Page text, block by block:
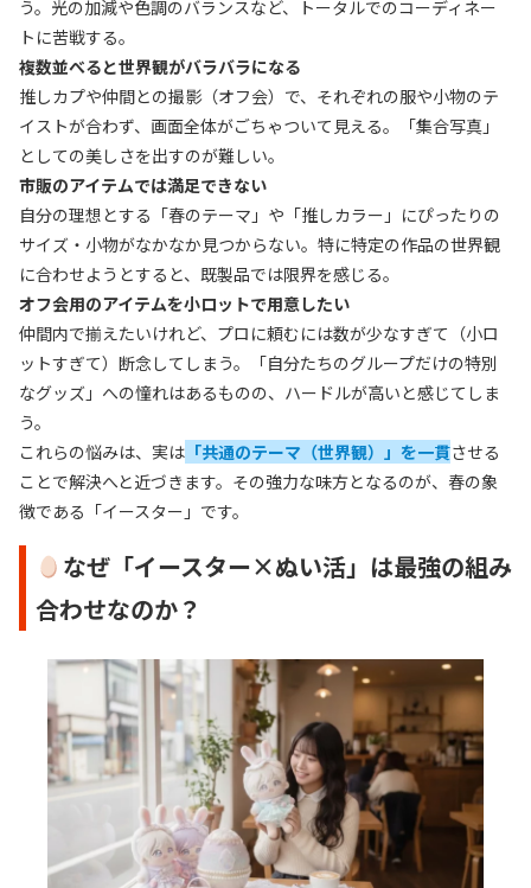
う。光の加減や色調のバランスなど、トータルでのコーディネー
トに苦戦する。
複数並べると世界観がバラバラになる
推しカプや仲間との撮影（オフ会）で、それぞれの服や小物のテ
イストが合わず、画面全体がごちゃついて見える。「集合写真」
としての美しさを出すのが難しい。
市販のアイテムでは満足できない
自分の理想とする「春のテーマ」や「推しカラー」にぴったりの
サイズ・小物がなかなか見つからない。特に特定の作品の世界観
に合わせようとすると、既製品では限界を感じる。
オフ会用のアイテムを小ロットで用意したい
仲間内で揃えたいけれど、プロに頼むには数が少なすぎて（小ロ
ットすぎて）断念してしまう。「自分たちのグループだけの特別
なグッズ」への憧れはあるものの、ハードルが高いと感じてしま
う。
これらの悩みは、実は 「共通のテーマ（世界観）」を一貫させる
ことで解決へと近づきます。その強力な味方となるのが、春の象
徴である「イースター」です。
なぜ「イースター×ぬい活」は最強の組み
合わせなのか？